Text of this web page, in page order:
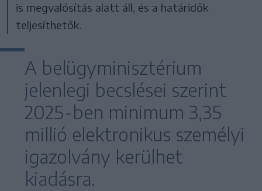
is megvalósítás alatt áll, és a határidők
teljesíthetők.
A belügyminisztérium
jelenlegi becslései szerint
2025-ben minimum 3,35
millió elektronikus személyi
igazolvány kerülhet
kiadásra.